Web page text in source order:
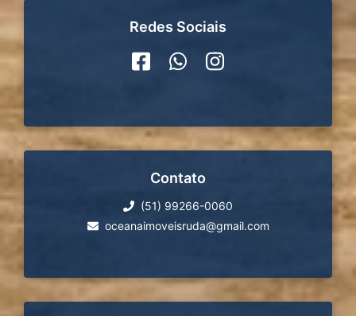
Redes Sociais
Contato
(51) 99266-0060
oceanaimoveisruda@gmail.com